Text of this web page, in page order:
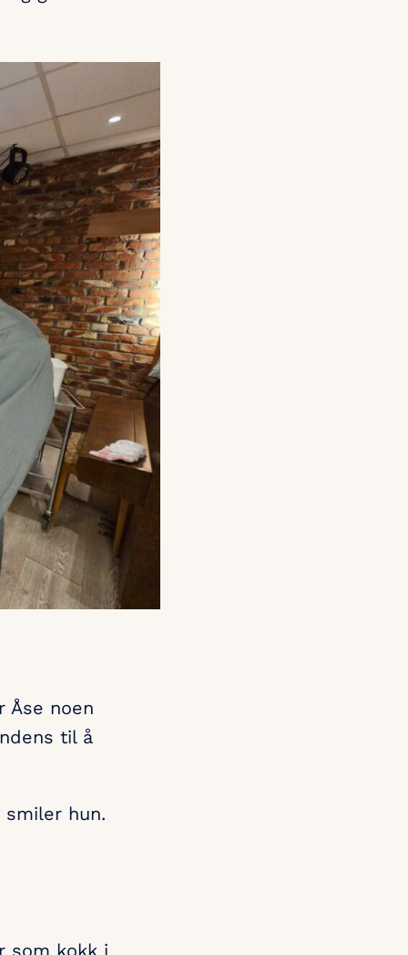
Åse noen
til å
hun.
som kokk i